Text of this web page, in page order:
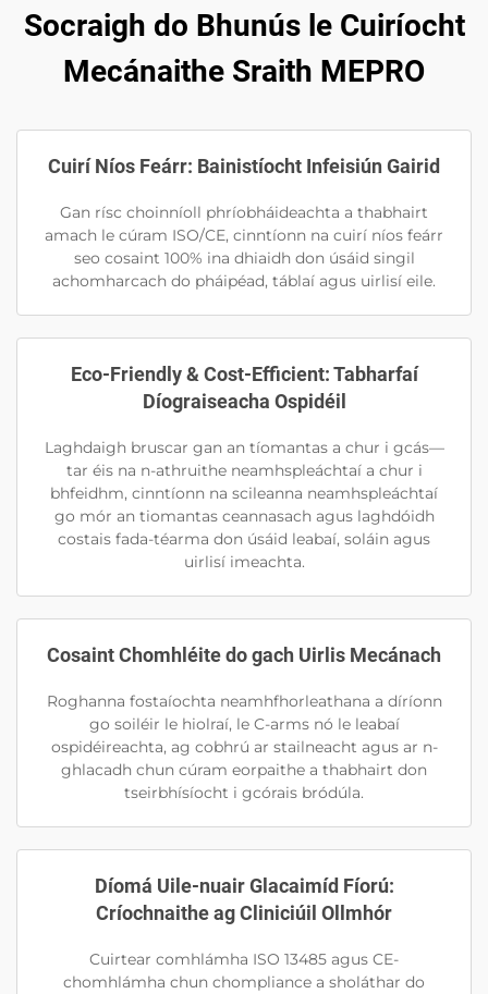
Socraigh do Bhunús le Cuiríocht
Mecánaithe Sraith MEPRO
Cuirí Níos Feárr: Bainistíocht Infeisiún Gairid
Gan rísc choinníoll phríobháideachta a thabhairt
amach le cúram ISO/CE, cinntíonn na cuirí níos feárr
seo cosaint 100% ina dhiaidh don úsáid singil
achomharcach do pháipéad, táblaí agus uirlisí eile.
Eco-Friendly & Cost-Efficient: Tabharfaí
Díograiseacha Ospidéil
Laghdaigh bruscar gan an tíomantas a chur i gcás—
tar éis na n-athruithe neamhspleáchtaí a chur i
bhfeidhm, cinntíonn na scileanna neamhspleáchtaí
go mór an tiomantas ceannasach agus laghdóidh
costais fada-téarma don úsáid leabaí, soláin agus
uirlisí imeachta.
Cosaint Chomhléite do gach Uirlis Mecánach
Roghanna fostaíochta neamhfhorleathana a díríonn
go soiléir le hiolraí, le C-arms nó le leabaí
ospidéireachta, ag cobhrú ar stailneacht agus ar n-
ghlacadh chun cúram eorpaithe a thabhairt don
tseirbhísíocht i gcórais bródúla.
Díomá Uile-nuair Glacaimíd Fíorú:
Críochnaithe ag Cliniciúil Ollmhór
Cuirtear comhlámha ISO 13485 agus CE-
chomhlámha chun chompliance a sholáthar do